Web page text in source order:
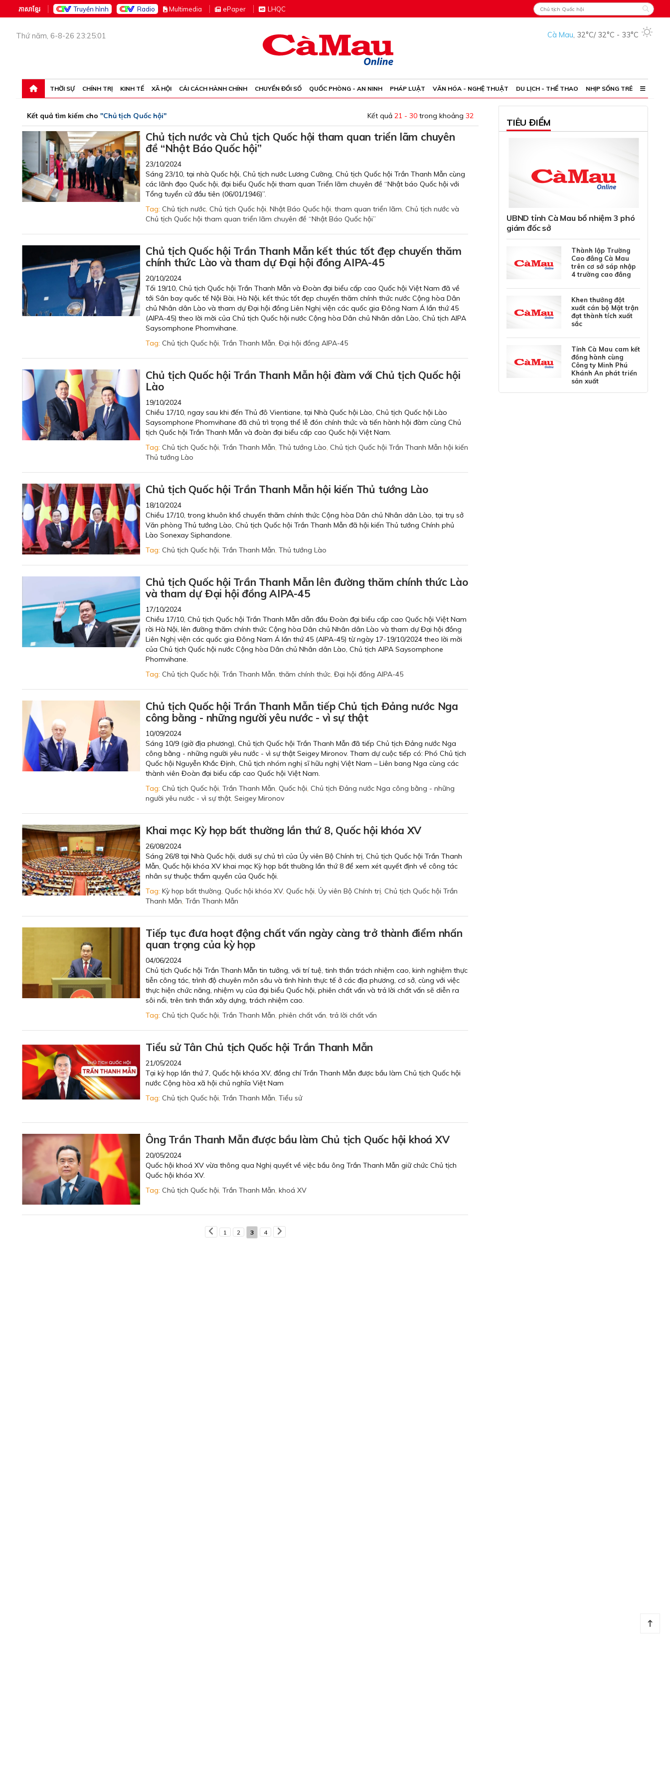
ភាសាខ្មែរ Truyền hình Radio Multimedia ePaper LHQC
Thứ năm, 6-8-26 23:25:01 Cà Mau, 32°C/ 32°C - 33°C
THỜI SỰ CHÍNH TRỊ KINH TẾ XÃ HỘI CẢI CÁCH HÀNH CHÍNH CHUYỂN ĐỔI SỐ QUỐC PHÒNG - AN NINH PHÁP LUẬT VĂN HÓA - NGHỆ THUẬT DU LỊCH - THỂ THAO NHỊP SỐNG TRẺ
Kết quả tìm kiếm cho "Chủ tịch Quốc hội" Kết quả 21 - 30 trong khoảng 32
Chủ tịch nước và Chủ tịch Quốc hội tham quan triển lãm chuyên
đề “Nhật Báo Quốc hội”
23/10/2024
Sáng 23/10, tại nhà Quốc hội, Chủ tịch nước Lương Cường, Chủ tịch Quốc hội Trần Thanh Mẫn cùng
các lãnh đạo Quốc hội, đại biểu Quốc hội tham quan Triển lãm chuyên đề “Nhật báo Quốc hội với
Tổng tuyển cử đầu tiên (06/01/1946)”.
Tag: Chủ tịch nước, Chủ tịch Quốc hội, Nhật Báo Quốc hội, tham quan triển lãm, Chủ tịch nước và
Chủ tịch Quốc hội tham quan triển lãm chuyên đề “Nhật Báo Quốc hội”
Chủ tịch Quốc hội Trần Thanh Mẫn kết thúc tốt đẹp chuyến thăm
chính thức Lào và tham dự Đại hội đồng AIPA-45
20/10/2024
Tối 19/10, Chủ tịch Quốc hội Trần Thanh Mẫn và Đoàn đại biểu cấp cao Quốc hội Việt Nam đã về
tới Sân bay quốc tế Nội Bài, Hà Nội, kết thúc tốt đẹp chuyến thăm chính thức nước Cộng hòa Dân
chủ Nhân dân Lào và tham dự Đại hội đồng Liên Nghị viện các quốc gia Đông Nam Á lần thứ 45
(AIPA-45) theo lời mời của Chủ tịch Quốc hội nước Cộng hòa Dân chủ Nhân dân Lào, Chủ tịch AIPA
Saysomphone Phomvihane.
Tag: Chủ tịch Quốc hội, Trần Thanh Mẫn, Đại hội đồng AIPA-45
Chủ tịch Quốc hội Trần Thanh Mẫn hội đàm với Chủ tịch Quốc hội
Lào
19/10/2024
Chiều 17/10, ngay sau khi đến Thủ đô Vientiane, tại Nhà Quốc hội Lào, Chủ tịch Quốc hội Lào
Saysomphone Phomvihane đã chủ trì trọng thể lễ đón chính thức và tiến hành hội đàm cùng Chủ
tịch Quốc hội Trần Thanh Mẫn và đoàn đại biểu cấp cao Quốc hội Việt Nam.
Tag: Chủ tịch Quốc hội, Trần Thanh Mẫn, Thủ tướng Lào, Chủ tịch Quốc hội Trần Thanh Mẫn hội kiến
Thủ tướng Lào
Chủ tịch Quốc hội Trần Thanh Mẫn hội kiến Thủ tướng Lào
18/10/2024
Chiều 17/10, trong khuôn khổ chuyến thăm chính thức Cộng hòa Dân chủ Nhân dân Lào, tại trụ sở
Văn phòng Thủ tướng Lào, Chủ tịch Quốc hội Trần Thanh Mẫn đã hội kiến Thủ tướng Chính phủ
Lào Sonexay Siphandone.
Tag: Chủ tịch Quốc hội, Trần Thanh Mẫn, Thủ tướng Lào
Chủ tịch Quốc hội Trần Thanh Mẫn lên đường thăm chính thức Lào
và tham dự Đại hội đồng AIPA-45
17/10/2024
Chiều 17/10, Chủ tịch Quốc hội Trần Thanh Mẫn dẫn đầu Đoàn đại biểu cấp cao Quốc hội Việt Nam
rời Hà Nội, lên đường thăm chính thức Cộng hòa Dân chủ Nhân dân Lào và tham dự Đại hội đồng
Liên Nghị viện các quốc gia Đông Nam Á lần thứ 45 (AIPA-45) từ ngày 17-19/10/2024 theo lời mời
của Chủ tịch Quốc hội nước Cộng hòa Dân chủ Nhân dân Lào, Chủ tịch AIPA Saysomphone
Phomvihane.
Tag: Chủ tịch Quốc hội, Trần Thanh Mẫn, thăm chính thức, Đại hội đồng AIPA-45
Chủ tịch Quốc hội Trần Thanh Mẫn tiếp Chủ tịch Đảng nước Nga
công bằng - những người yêu nước - vì sự thật
10/09/2024
Sáng 10/9 (giờ địa phương), Chủ tịch Quốc hội Trần Thanh Mẫn đã tiếp Chủ tịch Đảng nước Nga
công bằng - những người yêu nước - vì sự thật Seigey Mironov. Tham dự cuộc tiếp có: Phó Chủ tịch
Quốc hội Nguyễn Khắc Định, Chủ tịch nhóm nghị sĩ hữu nghị Việt Nam – Liên bang Nga cùng các
thành viên Đoàn đại biểu cấp cao Quốc hội Việt Nam.
Tag: Chủ tịch Quốc hội, Trần Thanh Mẫn, Quốc hội, Chủ tịch Đảng nước Nga công bằng - những
người yêu nước - vì sự thật, Seigey Mironov
Khai mạc Kỳ họp bất thường lần thứ 8, Quốc hội khóa XV
26/08/2024
Sáng 26/8 tại Nhà Quốc hội, dưới sự chủ trì của Ủy viên Bộ Chính trị, Chủ tịch Quốc hội Trần Thanh
Mẫn, Quốc hội khóa XV khai mạc Kỳ họp bất thường lần thứ 8 để xem xét quyết định về công tác
nhân sự thuộc thẩm quyền của Quốc hội.
Tag: Kỳ họp bất thường, Quốc hội khóa XV, Quốc hội, Ủy viên Bộ Chính trị, Chủ tịch Quốc hội Trần
Thanh Mẫn, Trần Thanh Mẫn
Tiếp tục đưa hoạt động chất vấn ngày càng trở thành điểm nhấn
quan trọng của kỳ họp
04/06/2024
Chủ tịch Quốc hội Trần Thanh Mẫn tin tưởng, với trí tuệ, tinh thần trách nhiệm cao, kinh nghiệm thực
tiễn công tác, trình độ chuyên môn sâu và tình hình thực tế ở các địa phương, cơ sở, cùng với việc
thực hiện chức năng, nhiệm vụ của đại biểu Quốc hội, phiên chất vấn và trả lời chất vấn sẽ diễn ra
sôi nổi, trên tinh thần xây dựng, trách nhiệm cao.
Tag: Chủ tịch Quốc hội, Trần Thanh Mẫn, phiên chất vấn, trả lời chất vấn
Tiểu sử Tân Chủ tịch Quốc hội Trần Thanh Mẫn
21/05/2024
Tại kỳ họp lần thứ 7, Quốc hội khóa XV, đồng chí Trần Thanh Mẫn được bầu làm Chủ tịch Quốc hội
nước Cộng hòa xã hội chủ nghĩa Việt Nam
Tag: Chủ tịch Quốc hội, Trần Thanh Mẫn, Tiểu sử
Ông Trần Thanh Mẫn được bầu làm Chủ tịch Quốc hội khoá XV
20/05/2024
Quốc hội khoá XV vừa thông qua Nghị quyết về việc bầu ông Trần Thanh Mẫn giữ chức Chủ tịch
Quốc hội khóa XV.
Tag: Chủ tịch Quốc hội, Trần Thanh Mẫn, khoá XV
1 2 3 4
TIÊU ĐIỂM
UBND tỉnh Cà Mau bổ nhiệm 3 phó
giám đốc sở
Thành lập Trường
Cao đẳng Cà Mau
trên cơ sở sáp nhập
4 trường cao đẳng
Khen thưởng đột
xuất cán bộ Mặt trận
đạt thành tích xuất
sắc
Tỉnh Cà Mau cam kết
đồng hành cùng
Công ty Minh Phú
Khánh An phát triển
sản xuất